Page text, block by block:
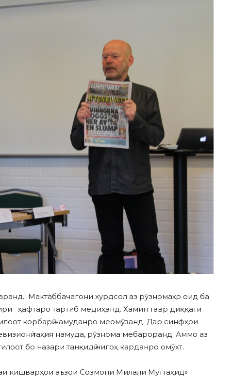
Мактаббачагони хурдсол аз рӯзномаҳо оид ба
ҳафтаро тартиб медиҳанд. Хамин тавр диққати
корбарӣ намуданро меомӯзанд. Дар синфҳои
таҳия намуда, рӯзнома мебароранд. Аммо аз
бо назари танқидӣ нигоҳ карданро омӯхт.
кишварҳои аъзои Созмони Милали Муттаҳид»